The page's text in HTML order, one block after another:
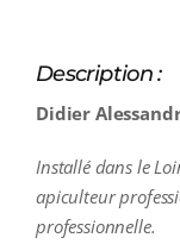
Description :
Didier
Installé dans le
apiculteur
professionnelle.